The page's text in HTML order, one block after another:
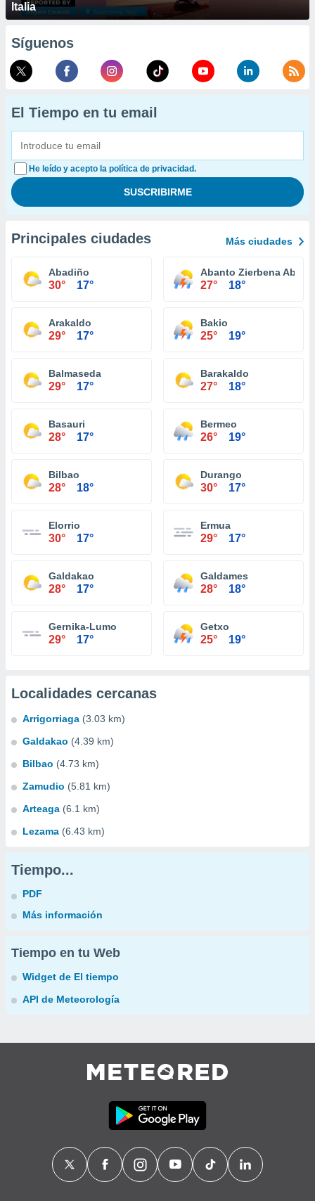
Italia
Síguenos
El Tiempo en tu email
He leído y acepto la política de privacidad.
Principales ciudades Más ciudades
Abadiño
30° 17°
Abanto Zierbena
27° 18°
Arakaldo
29° 17°
Bakio
25° 19°
Balmaseda
29° 17°
Barakaldo
27° 18°
Basauri
28° 17°
Bermeo
26° 19°
Bilbao
28° 18°
Durango
30° 17°
Elorrio
30° 17°
Ermua
29° 17°
Galdakao
28° 17°
Galdames
28° 18°
Gernika-Lumo
29° 17°
Getxo
25° 19°
Localidades cercanas
Arrigorriaga (3.03 km)
Galdakao (4.39 km)
Bilbao (4.73 km)
Zamudio (5.81 km)
Arteaga (6.1 km)
Lezama (6.43 km)
Tiempo...
PDF
Más información
Tiempo en tu Web
Widget de El tiempo
API de Meteorología